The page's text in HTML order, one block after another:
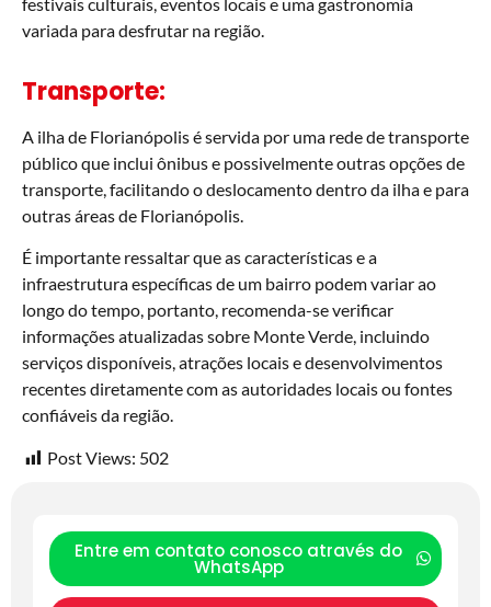
variada para desfrutar na região.
Transporte:
A ilha de Florianópolis é servida por uma rede de transporte
público que inclui ônibus e possivelmente outras opções de
transporte, facilitando o deslocamento dentro da ilha e para
outras áreas de Florianópolis.
É importante ressaltar que as características e a
infraestrutura específicas de um bairro podem variar ao
longo do tempo, portanto, recomenda-se verificar
informações atualizadas sobre Monte Verde, incluindo
serviços disponíveis, atrações locais e desenvolvimentos
recentes diretamente com as autoridades locais ou fontes
confiáveis da região.
Post Views: 502
Entre em contato conosco através do
WhatsApp